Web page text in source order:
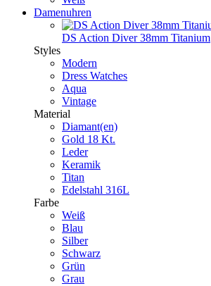
Damenuhren
DS Action Diver 38mm Titanium
Styles
Modern
Dress Watches
Aqua
Vintage
Material
Diamant(en)
Gold 18 Kt.
Leder
Keramik
Titan
Edelstahl 316L
Farbe
Weiß
Blau
Silber
Schwarz
Grün
Grau